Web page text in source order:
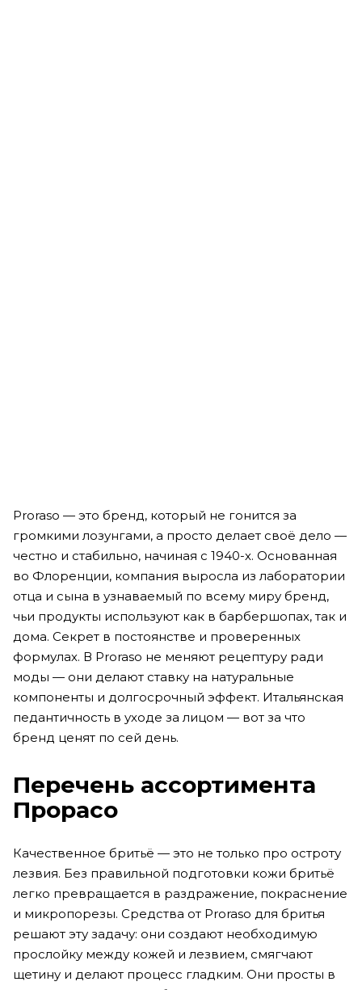
Proraso — это бренд, который не гонится за
громкими лозунгами, а просто делает своё дело —
честно и стабильно, начиная с 1940-х. Основанная
во Флоренции, компания выросла из лаборатории
отца и сына в узнаваемый по всему миру бренд,
чьи продукты используют как в барбершопах, так и
дома. Секрет в постоянстве и проверенных
формулах. В Proraso не меняют рецептуру ради
моды — они делают ставку на натуральные
компоненты и долгосрочный эффект. Итальянская
педантичность в уходе за лицом — вот за что
бренд ценят по сей день.
Перечень ассортимента
Прорасо
Качественное бритьё — это не только про остроту
лезвия. Без правильной подготовки кожи бритьё
легко превращается в раздражение, покраснение
и микропорезы. Средства от Proraso для бритья
решают эту задачу: они создают необходимую
прослойку между кожей и лезвием, смягчают
щетину и делают процесс гладким. Они просты в